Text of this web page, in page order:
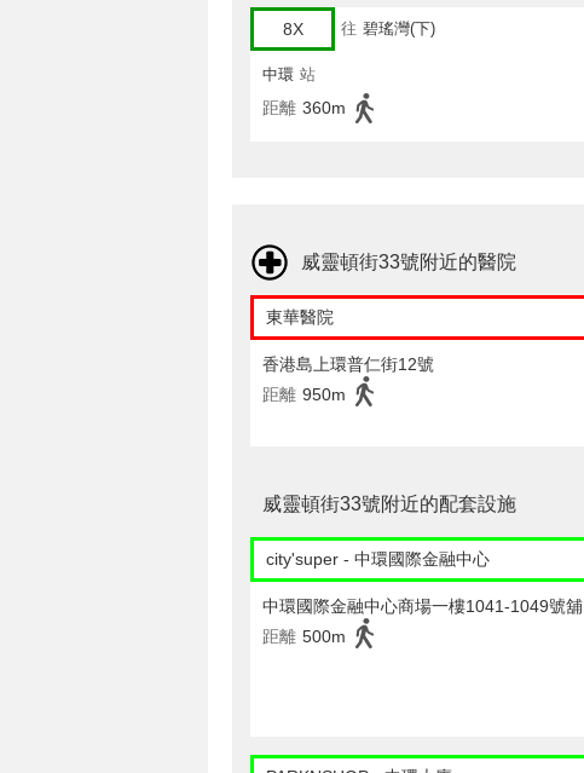
8X 往 碧瑤灣(下)
中環 站
距離 360m
威靈頓街33號附近的醫院
東華醫院
香港島上環普仁街12號
距離 950m
威靈頓街33號附近的配套設施
city'super - 中環國際金融中心
中環國際金融中心商場一樓1041-1049號舖
距離 500m